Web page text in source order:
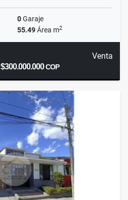
0Garaje
55.49Área m2
Venta
$300.000.000COP